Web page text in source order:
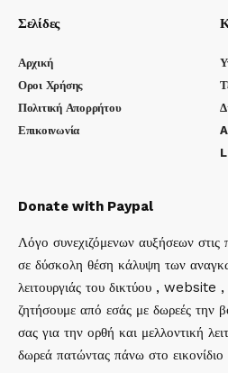
Σελίδες
Αρχική
Οροι Χρήσης
Πολιτική Απορρήτου
Επικοινωνία
Donate with Paypal
Λόγο συνεχιζόμενων αυξήσεων στις
σε δύσκολη θέση κάλυψη των
λειτουργιάς του δικτύου ,
ζητήσουμε από εσάς με δωρεές την
σας για την ορθή και μελλοντική
δωρεά πατώντας πάνω στο